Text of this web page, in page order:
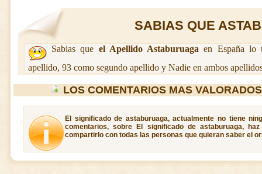
SABIAS QUE
Sabias que el Apellido Astaburuaga en España lo
apellido, 93 como segundo apellido y Nadie en ambos
LOS COMENTARIOS MAS
El significado de astaburuaga, actualmente no tiene
comentarios, sobre El significado de astaburuaga,
compartirlo con todas las personas que quieran saber el